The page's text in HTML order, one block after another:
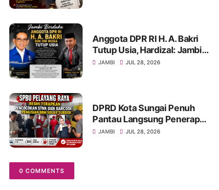
Anggota DPR RI H. A. Bakri
Tutup Usia, Hardizal: Jambi
Kehilangan Salah Satu Putra
JAMBI JUL 28, 2026
DPRD Kota Sungai Penuh
Pantau Langsung Penerapan
Pencocokan STNK di SPBU
JAMBI JUL 28, 2026
0 COMMENTS